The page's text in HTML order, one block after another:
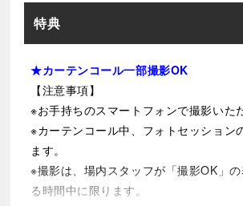
「HiGH&LOW 10th ANNIVERSARY
10周年プロジェクトが始動しました。
『HiGH&LOW』の舞台作品はこれまで
劇宙組公演「HiGH&LOW －THE
年には企画・プロデュース：EXILE
時代活劇”「HiGH&LOW THE 戦国」が
た。本作はこの「HiGH&LOW THE 戦国
ーストーリーの完全新作としてお届け
特典
★カーテンコール一部撮影OK
【注意事項】
※お手持ちのスマートフォンで撮影いた
※カーテンコール中、フォトセッション
ます。
※撮影は、場内スタッフが「撮影OK」
る時間中に限ります。